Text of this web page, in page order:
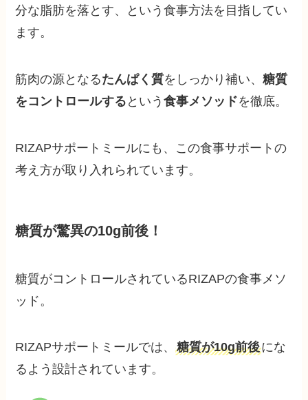
分な脂肪を落とす、という食事方法を目指してい
ます。
筋肉の源となるたんぱく質をしっかり補い、糖質
をコントロールする という食事メソッドを徹底。
RIZAPサポートミールにも、この食事サポートの
考え方が取り入れられています。
糖質が驚異の10g前後！
糖質がコントロールされているRIZAPの食事メソ
ッド。
RIZAPサポートミールでは、糖質が10g前後にな
るよう設計されています。